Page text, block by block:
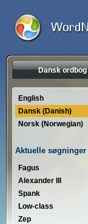
Dansk ordbog
English
Dansk (Danish)
Norsk (Norwegian)
Aktuelle søgninger
Fagus
Alexander III
Spank
Low-class
Zep